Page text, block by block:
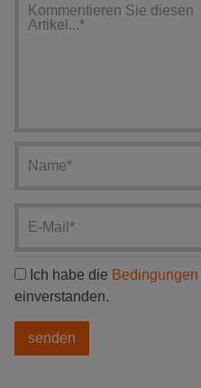
Ich habe die Bedingungen
einverstanden.